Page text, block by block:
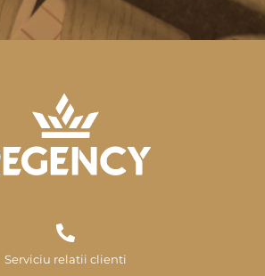
Serviciu relatii clienti